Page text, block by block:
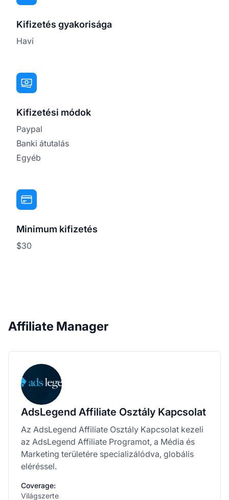
Kifizetés gyakorisága
Havi
Kifizetési módok
Paypal
Banki átutalás
Egyéb
Minimum kifizetés
$30
Affiliate Manager
AdsLegend Affiliate Osztály Kapcsolat
Az AdsLegend Affiliate Osztály Kapcsolat kezeli
az AdsLegend Affiliate Programot, a Média és
Marketing területére specializálódva, globális
eléréssel.
Coverage:
Világszerte